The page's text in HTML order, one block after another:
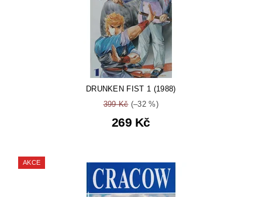
DRUNKEN FIST 1 (1988)
399 Kč(–32 %)
269 Kč
AKCE